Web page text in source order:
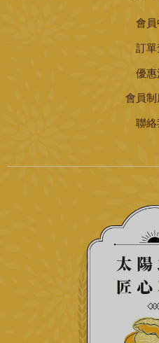
會
訂
優
會員
聯